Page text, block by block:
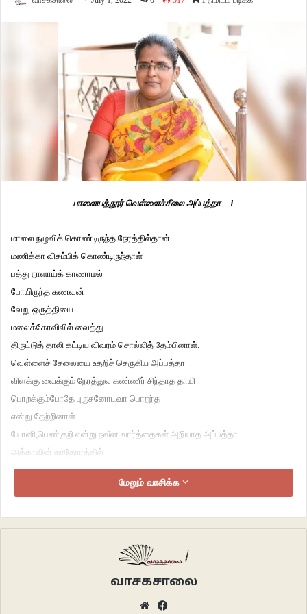
பாளையத்தூர் வெள்ளைச்சீலை அப்பத்தா – 1
மாலை நழுவிக் கொண்டிருந்த நேரத்தில்தான்
மணிக்கா விசும்பிக் கொண்டிருந்தாள்
பத்து நாளாய்க் காணாமல்
போயிருந்த கணவன்
வேறு ஒருத்தியை
மலைக்கோவிலில் வைத்து
திருட்டுத் தாலி கட்டிய விவரம் சொல்லித் தேம்பினாள்.
வெள்ளைச் சேலையை உதறிச் செருகிய அப்பத்தா
விளக்கு வைக்கும் நேரத்துல கண்ணீர் சிந்தாத தாயி
பொறக்கும்போதே புருசனோடவா பொறந்த
என்று தேற்றினாள்.
யோனி,பெண்குறி என்று நவீன வார்த்தைகள் அறியாத அப்பத்தா
அக்காவின் காதோரத்தில்
கிசு கிசுத்தாள்
தண்ணிய நல்லாக் கொதிக்க வச்சுமேலும் வாசிக்க
வாசகசாலை
Website